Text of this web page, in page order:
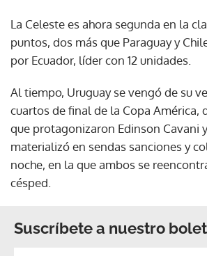
La Celeste es ahora segunda en la
puntos, dos más que Paraguay y
por Ecuador, líder con 12 unidades.
Al tiempo, Uruguay se vengó de su
cuartos de final de la Copa América,
que protagonizaron Edinson Cavani
materializó en sendas sanciones y
noche, en la que ambos se
césped.
Suscríbete a nuestro